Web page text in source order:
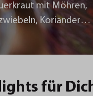
mit Möhren,
Koriander
für